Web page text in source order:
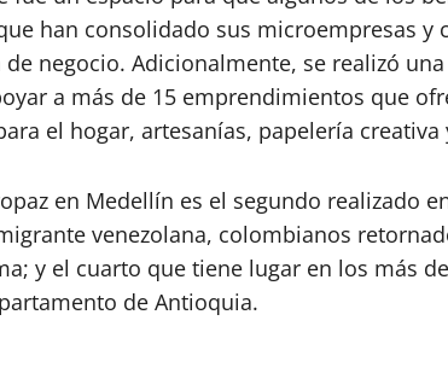
han consolidado sus microempresas y
negocio. Adicionalmente, se realizó
a más de 15 emprendimientos que
el hogar, artesanías, papelería creativa
en Medellín es el segundo realizado
venezolana, colombianos
y el cuarto que tiene lugar en los más
de Antioquia.